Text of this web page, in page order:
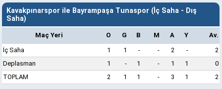
Kavakpınarspor ile Bayrampaşa Tunaspor (İç Saha - Dış
Saha)
Maç Yeri O G B M A Y
Av.
İç Saha
1 1 - - 2 -
2
Deplasman
1 - 1 - 1 1
0
TOPLAM
2 1 1 - 3 1 2